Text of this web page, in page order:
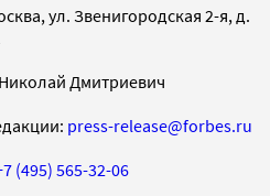
ул. Звенигородская 2-я, д.
Дмитриевич
press-release@forbes.ru
(495) 565-32-06